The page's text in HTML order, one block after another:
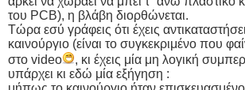
του PCB), η βλάβη διορθώνεται.
Τώρα εσύ γράφεις ότι έχεις
καινούργιο (είναι το συγκεκριμένο που
στο video
, κι έχεις μία μη λογική
υπάρχει κι εδώ μία εξήγηση :